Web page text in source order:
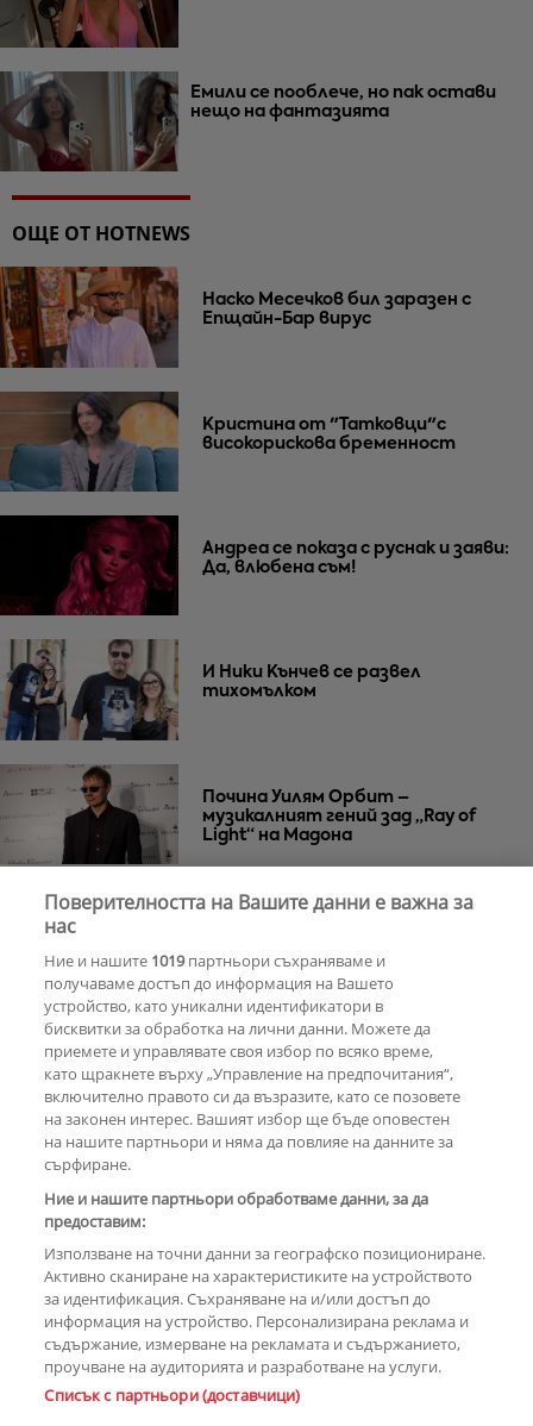
Емили се пооблече, но пак остави
нещо на фантазията
ОЩЕ ОТ HOTNEWS
Наско Месечков бил заразен с
Епщайн-Бар вирус
Кристина от "Татковци"с
високорискова бременност
Андреа се показа с руснак и заяви:
Да, влюбена съм!
И Ники Кънчев се развел
тихомълком
Почина Уилям Орбит –
музикалният гений зад „Ray of
Light“ на Мадона
еволюция
РЕКЛАМА
КОМЕНТАРИ
Copyright © 2007-2026 Hotnews.bg. Всички права запазени.
Поверителността на Вашите данни е важна за
нас
Ние и нашите 1019партньори съхраняваме и
получаваме достъп до информация на Вашето
устройство, като уникални идентификатори в
бисквитки за обработка на лични данни. Можете да
приемете и управлявате своя избор по всяко време,
като щракнете върху „Управление на предпочитания“,
включително правото си да възразите, като се позовете
на законен интерес. Вашият избор ще бъде оповестен
на нашите партньори и няма да повлияе на данните за
сърфиране.
Ние и нашите партньори обработваме данни, за да
предоставим:
Използване на точни данни за географско позициониране.
Активно сканиране на характеристиките на устройството
за идентификация. Съхраняване на и/или достъп до
информация на устройство. Персонализирана реклама и
съдържание, измерване на рекламата и съдържанието,
проучване на аудиторията и разработване на услуги.
Списък с партньори (доставчици)